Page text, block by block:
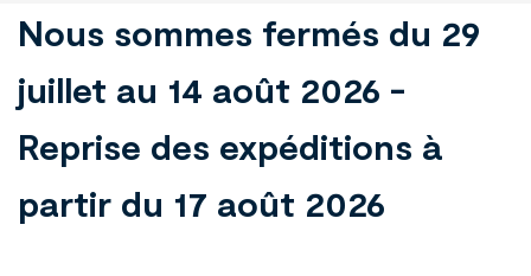
Nous sommes fermés du 29
juillet au 14 août 2026 -
Reprise des expéditions à
partir du 17 août 2026